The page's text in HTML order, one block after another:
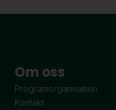
Om oss
Programorganisation
Kontakt